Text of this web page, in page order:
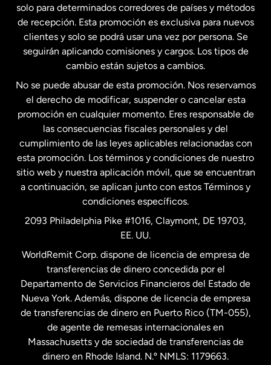
Estados Unidos English
Estados Unidos Español
Francia
Malasia
Nueva Zelanda
Países Bajos
Suecia
solo para determinados corredores de países y métodos
de recepción. Esta promoción es exclusiva para nuevos
clientes y solo se podrá usar una vez por persona. Se
seguirán aplicando comisiones y cargos. Los tipos de
cambio están sujetos a cambios.
No se puede abusar de esta promoción. Nos reservamos
el derecho de modificar, suspender o cancelar esta
promoción en cualquier momento. Eres responsable de
las consecuencias fiscales personales y del
cumplimiento de las leyes aplicables relacionadas con
esta promoción. Los términos y condiciones de nuestro
sitio web y nuestra aplicación móvil, que se encuentran
a continuación, se aplican junto con estos Términos y
condiciones específicos.
2093 Philadelphia Pike #1016, Claymont, DE 19703,
EE. UU.
WorldRemit Corp. dispone de licencia de empresa de
transferencias de dinero concedida por el
Departamento de Servicios Financieros del Estado de
Nueva York. Además, dispone de licencia de empresa
de transferencias de dinero en Puerto Rico (TM-055),
de agente de remesas internacionales en
Massachusetts y de sociedad de transferencias de
dinero en Rhode Island. N.º NMLS: 1179663.